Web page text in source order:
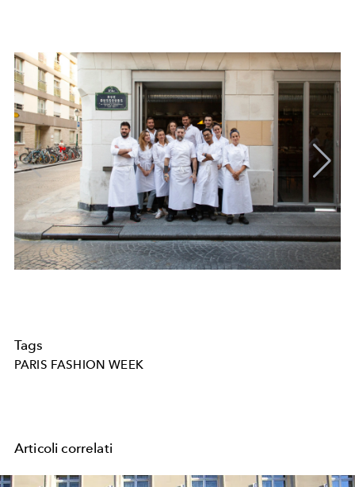
Tags
PARIS FASHION WEEK
Articoli correlati